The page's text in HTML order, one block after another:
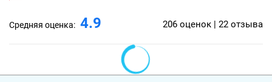
Средняя оценка: 4.9 206 оценок | 22 отзыва